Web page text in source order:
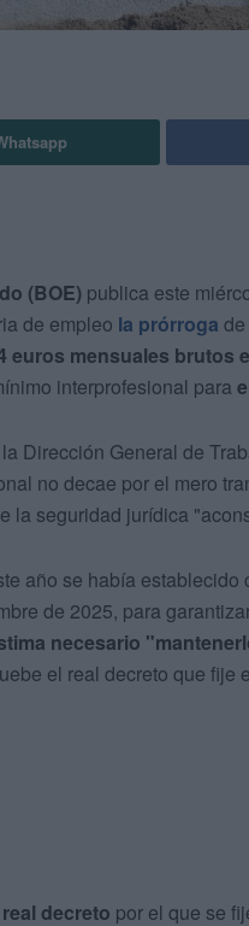
(BOE) publica este
de empleo la prórroga
euros mensuales brutos
interprofesional para
Dirección General de
no decae por el mero
la seguridad jurídica
año se había
de 2025, para
necesario
el real decreto que
decreto por el que se